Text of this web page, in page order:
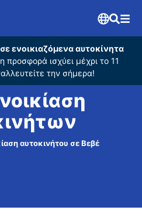
ενοικιαζόμενα αυτοκίνητα
προσφορά ισχύει μέχρι το 11
την σήμερα!
αυτοκινήτου σε Βεβέ